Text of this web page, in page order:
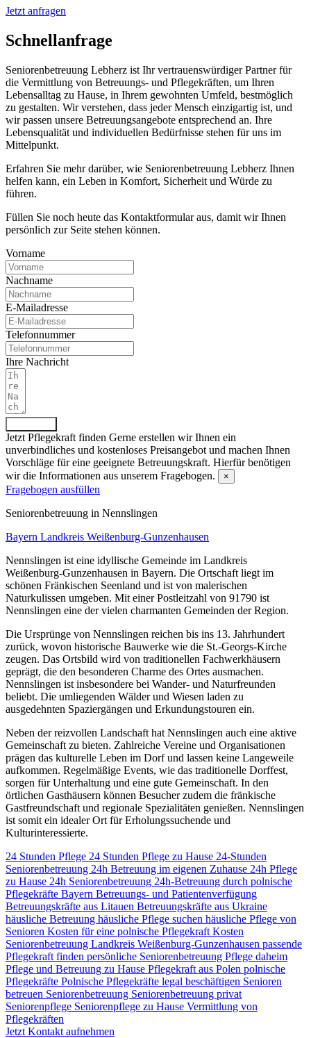
Jetzt anfragen
Schnell­anfrage
Seniorenbetreuung Lebherz ist Ihr vertrauenswürdiger Partner für
die Vermittlung von Betreuungs- und Pflegekräften, um Ihren
Lebensalltag zu Hause, in Ihrem gewohnten Umfeld, bestmöglich
zu gestalten. Wir verstehen, dass jeder Mensch einzigartig ist, und
wir passen unsere Betreuungsangebote entsprechend an. Ihre
Lebensqualität und individuellen Bedürfnisse stehen für uns im
Mittelpunkt.
Erfahren Sie mehr darüber, wie Seniorenbetreuung Lebherz Ihnen
helfen kann, ein Leben in Komfort, Sicherheit und Würde zu
führen.
Füllen Sie noch heute das Kontaktformular aus, damit wir Ihnen
persönlich zur Seite stehen können.
Vorname
Nachname
E-Mailadresse
Telefonnummer
Ihre Nachricht
Jetzt Pflegekraft finden Gerne erstellen wir Ihnen ein
unverbindliches und kostenloses Preisangebot und machen Ihnen
Vorschläge für eine geeignete Betreuungskraft. Hierfür benötigen
wir die Informationen aus unserem Fragebogen.
×
Fragebogen ausfüllen
Senioren­betreuung in Nennslingen
Bayern Landkreis Weißenburg-Gunzenhausen
Nennslingen ist eine idyllische Gemeinde im Landkreis
Weißenburg-Gunzenhausen in Bayern. Die Ortschaft liegt im
schönen Fränkischen Seenland und ist von malerischen
Naturkulissen umgeben. Mit einer Postleitzahl von 91790 ist
Nennslingen eine der vielen charmanten Gemeinden der Region.
Die Ursprünge von Nennslingen reichen bis ins 13. Jahrhundert
zurück, wovon historische Bauwerke wie die St.-Georgs-Kirche
zeugen. Das Ortsbild wird von traditionellen Fachwerkhäusern
geprägt, die den besonderen Charme des Ortes ausmachen.
Nennslingen ist insbesondere bei Wander- und Naturfreunden
beliebt. Die umliegenden Wälder und Wiesen laden zu
ausgedehnten Spaziergängen und Erkundungstouren ein.
Neben der reizvollen Landschaft hat Nennslingen auch eine aktive
Gemeinschaft zu bieten. Zahlreiche Vereine und Organisationen
prägen das kulturelle Leben im Dorf und lassen keine Langeweile
aufkommen. Regelmäßige Events, wie das traditionelle Dorffest,
sorgen für Unterhaltung und eine gute Gemeinschaft. In den
örtlichen Gasthäusern können Besucher zudem die fränkische
Gastfreundschaft und regionale Spezialitäten genießen. Nennslingen
ist somit ein idealer Ort für Erholungssuchende und
Kulturinteressierte.
24 Stunden Pflege 24 Stunden Pflege zu Hause 24-Stunden
Seniorenbetreuung 24h Betreuung im eigenen Zuhause 24h Pflege
zu Hause 24h Seniorenbetreuung 24h-Betreuung durch polnische
Pflegekräfte Bayern Betreuungs- und Patientenverfügung
Betreuungskräfte aus Litauen Betreuungskräfte aus Ukraine
häusliche Betreuung häusliche Pflege suchen häusliche Pflege von
Senioren Kosten für eine polnische Pflegekraft Kosten
Seniorenbetreuung Landkreis Weißenburg-Gunzenhausen passende
Pflegekraft finden persönliche Seniorenbetreuung Pflege daheim
Pflege und Betreuung zu Hause Pflegekraft aus Polen polnische
Pflegekräfte Polnische Pflegekräfte legal beschäftigen Senioren
betreuen Seniorenbetreuung Seniorenbetreuung privat
Seniorenpflege Seniorenpflege zu Hause Vermittlung von
Pflegekräften
Jetzt Kontakt aufnehmen